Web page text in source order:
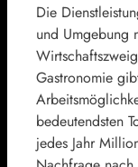
Die
und Umgebung
Gastronomie
bedeutendsten
jedes Jahr